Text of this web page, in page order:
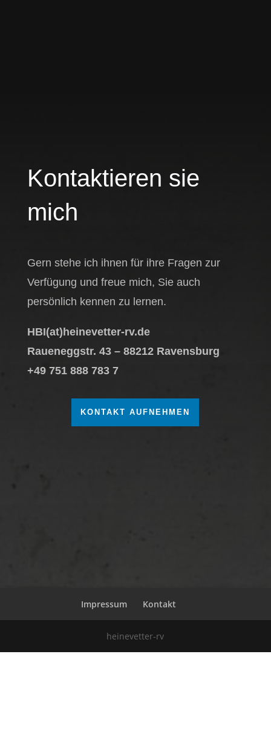
Kontaktieren sie
mich
Gern stehe ich ihnen für ihre Fragen zur
Verfügung und freue mich, Sie auch
persönlich kennen zu lernen.
HBI(at)heinevetter-rv.de
Raueneggstr. 43 – 88212 Ravensburg
+49 751 888 783 7
KONTAKT AUFNEHMEN
Impressum Kontakt
heinevetter-rv